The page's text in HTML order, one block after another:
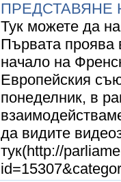
ПРЕДСТАВЯНЕ
Тук можете да
Първата
начало на
Европейския
понеделник, в
да видите
тук(http://